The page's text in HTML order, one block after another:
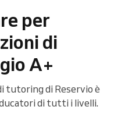
per
di
A+
tutoring di Reservio è
di tutti i livelli.